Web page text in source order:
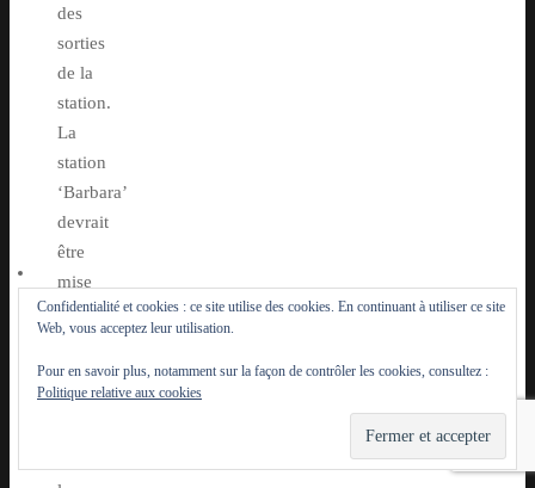
des
sorties
de la
station.
La
station
‘Barbara’
devrait
être
mise
en
service
fin
2021
Confidentialité et cookies : ce site utilise des cookies. En continuant à utiliser ce site
Web, vous acceptez leur utilisation.
Pour en savoir plus, notamment sur la façon de contrôler les cookies, consultez :
Politique relative aux cookies